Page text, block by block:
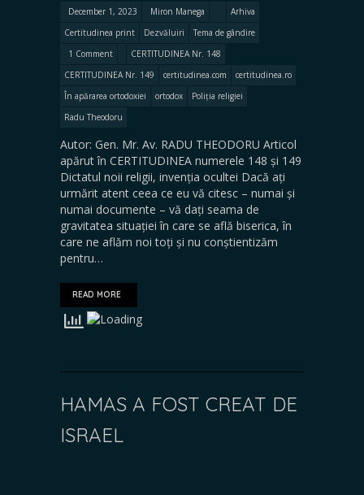
December 1, 2023 Miron Manega
Arhiva
Certitudinea print
Dezvăluiri
Tema de gândire
1 Comment
CERTITUDINEA Nr. 148
CERTITUDINEA Nr. 149
certitudinea.com
certitudinea.ro
În apărarea ortodoxiei
ortodox
Poliția religiei
Radu Theodoru
Autor: Gen. Mr. Av. RADU THEODORU Articol
apărut în CERTITUDINEA numerele 148 și 149
Dictatul noii religii, invenția ocultei Dacă ați
urmărit atent ceea ce eu vă citesc – numai și
numai documente – vă dați seama de
gravitatea situației în care se află biserica, în
care ne aflăm noi toți și nu conștientizăm
pentru…
READ MORE
HAMAS A FOST CREAT DE
ISRAEL